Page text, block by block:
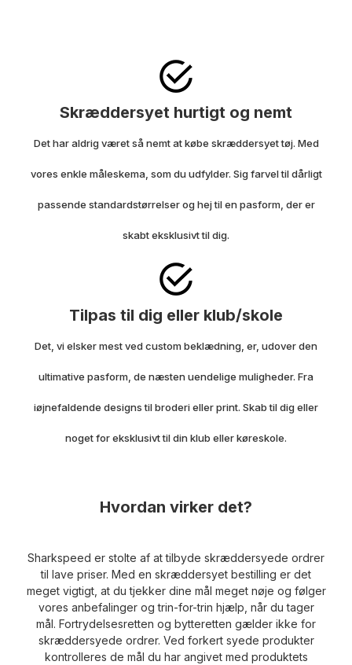
Skræddersyet hurtigt og nemt
Det har aldrig været så nemt at købe skræddersyet tøj. Med
vores enkle måleskema, som du udfylder. Sig farvel til dårligt
passende standardstørrelser og hej til en pasform, der er
skabt eksklusivt til dig.
Tilpas til dig eller klub/skole
Det, vi elsker mest ved custom beklædning, er, udover den
ultimative pasform, de næsten uendelige muligheder. Fra
iøjnefaldende designs til broderi eller print. Skab til dig eller
noget for eksklusivt til din klub eller køreskole.
Hvordan virker det?
Sharkspeed er stolte af at tilbyde skræddersyede ordrer
til lave priser. Med en skræddersyet bestilling er det
meget vigtigt, at du tjekker dine mål meget nøje og følger
vores anbefalinger og trin-for-trin hjælp, når du tager
mål. Fortrydelsesretten og bytteretten gælder ikke for
skræddersyede ordrer. Ved forkert syede produkter
kontrolleres de mål du har angivet med produktets